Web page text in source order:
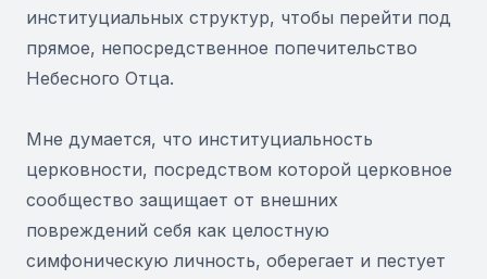
институциальных структур, чтобы перейти под
прямое, непосредственное попечительство
Небесного Отца.
Мне думается, что институциальность
церковности, посредством которой церковное
сообщество защищает от внешних
повреждений себя как целостную
симфоническую личность, оберегает и пестует